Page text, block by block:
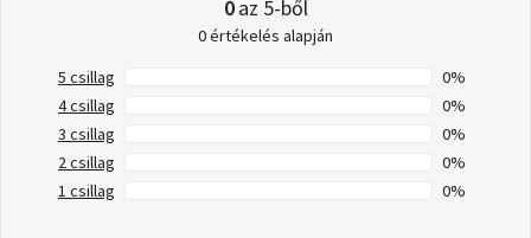
0az 5-ből
0 értékelés alapján
5 csillag
0%
4 csillag
0%
3 csillag
0%
2 csillag
0%
1 csillag
0%